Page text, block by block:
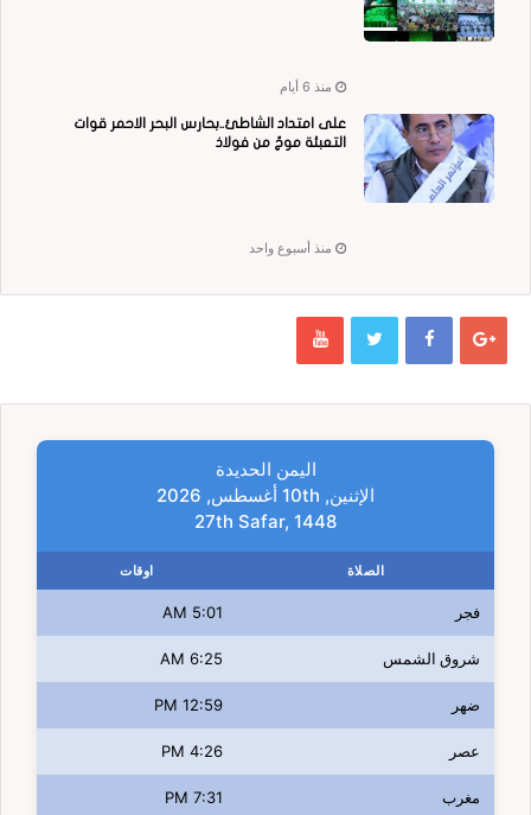
منذ 6 أيام
على امتداد الشاطئ..بحارس البحر الاحمر قوات
التعبئة موجٌ من فولاذ
منذ أسبوع واحد
اليمن الحديدة
الإثنين, 10th أغسطس, 2026
27th Safar, 1448
الصلاة اوقات
فجر 5:01 AM
شروق الشمس 6:25 AM
ضهر 12:59 PM
عصر 4:26 PM
مغرب 7:31 PM